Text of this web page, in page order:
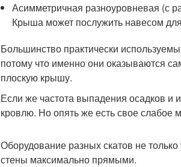
Асимметричная разноуровневая (с
Крыша может послужить навесом
Большинство практически
потому что именно они оказываются
плоскую крышу.
Если же частота выпадения осадков и
кровлю. Но опять же есть свое слабое
Оборудование разных скатов не
стены максимально прямыми.